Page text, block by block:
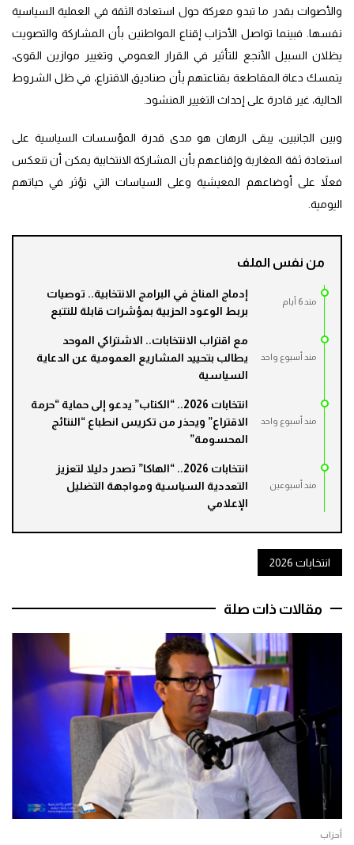
والأصوات بقدر ما تبدو معركة حول استعادة الثقة في العملية السياسية
نفسها. فبينما تواصل الأحزاب إقناع المواطنين بأن المشاركة والتصويت
يظلان السبيل الأنجع للتأثير في القرار العمومي وتغيير موازين القوى،
يتمسك دعاة المقاطعة بقناعتهم بأن صناديق الاقتراع، في ظل الشروط
الحالية، غير قادرة على إحداث التغيير المنشود.
وبين الجانبين، يبقى الرهان هو مدى قدرة المؤسسات السياسية على
استعادة ثقة المغاربة وإقناعهم بأن المشاركة الانتخابية يمكن أن تنعكس
فعلاً على أوضاعهم المعيشية وعلى السياسات التي تؤثر في حياتهم
اليومية.
من نفس الملف
مند 6 أيام
إدماج المناخ في البرامج الانتخابية.. توصيات
بربط الوعود الحزبية بمؤشرات قابلة للتتبع
مند أسبوع واحد
مع اقتراب الانتخابات.. الاشتراكي الموحد
يطالب بتحييد المشاريع العمومية عن الدعاية
السياسية
مند أسبوع واحد
انتخابات 2026.. “الكتاب” يدعو إلى حماية “حرمة
الاقتراع” ويحذر من تكريس انطباع “النتائج
المحسومة”
مند أسبوعين
انتخابات 2026.. “الهاكا” تصدر دليلا لتعزيز
التعددية السياسية ومواجهة التضليل
الإعلامي
انتخابات 2026
مقالات ذات صلة
أحزاب